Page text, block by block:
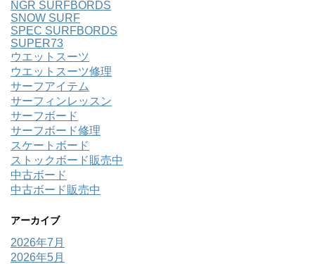
NGR SURFBORDS
SNOW SURF
SPEC SURFBORDS
SUPER73
ウエットスーツ
ウエットスーツ修理
サーフアイテム
サーフィンレッスン
サーフボード
サーフボード修理
スケートボード
ストックボード販売中
中古ボード
中古ボード販売中
アーカイブ
2026年7月
2026年5月